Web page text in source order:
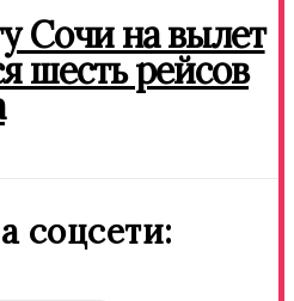
Сочи на вылет
шесть рейсов
соцсети: